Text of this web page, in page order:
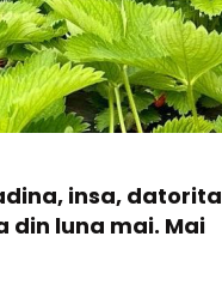
insa, datorita
luna mai. Mai